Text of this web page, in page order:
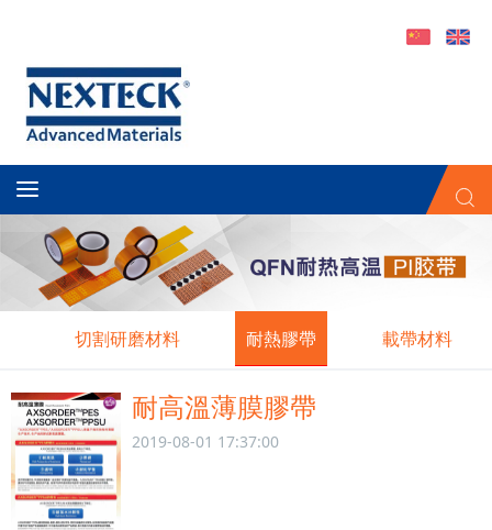
切割研磨材料 耐熱膠帶 載帶材料
耐高溫薄膜膠帶
2019-08-01 17:37:00